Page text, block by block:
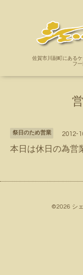
佐賀市川副町にある
フ
祭日のため営業 2012-
本日は休日の為営
©2026 シ